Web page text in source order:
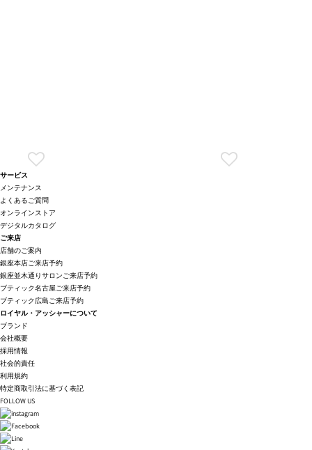
サービス
メンテナンス
よくあるご質問
オンラインストア
デジタルカタログ
ご来店
店舗のご案内
銀座本店ご来店予約
銀座並木通りサロンご来店予約
ブティック名古屋ご来店予約
ブティック広島ご来店予約
ロイヤル・アッシャーについて
ブランド
会社概要
採用情報
社会的責任
利用規約
特定商取引法に基づく表記
FOLLOW US